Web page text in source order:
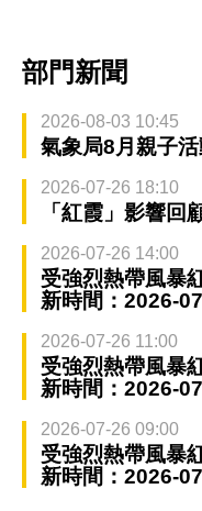
部門新聞
2026-08-03 10:45
氣象局8月親子
2026-07-26 18:10
「紅霞」影響回
2026-07-26 14:00
受強烈熱帶風暴
新時間：2026-
2026-07-26 11:00
受強烈熱帶風暴
新時間：2026-
2026-07-26 09:00
受強烈熱帶風暴
新時間：2026-